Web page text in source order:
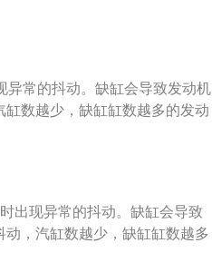
，会发现里面较多的金属屑。
可能会出现发动机电脑板ECU
更换ECU主板即可。5、积碳
充分，剩余物无法排出形成积
意使用高质量的油液。
统分电器盖的触点出现了严重
化；（5）火花塞积碳过多。
异常的抖动。缺缸会导致发动机
数越少，缺缸缸数越多的发动
机运转出现异常的噪音。缺缸
缸的原因与供油系统无关的
烧的可燃混合气体被排出，因
、启动困难、发动机熄火。缺
缸数越少或者缺缸缸数越多，
出现异常的抖动。缺缸会导致
，汽缸数越少，缺缸缸数越多
且发动机运转出现异常的噪